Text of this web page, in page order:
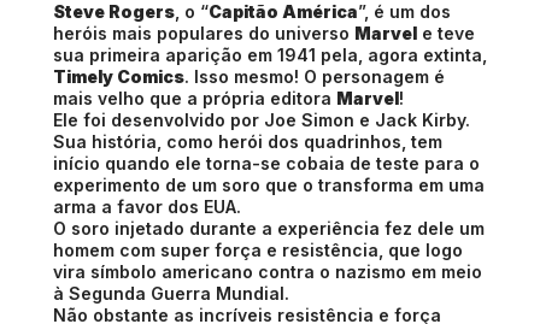
Steve Rogers , o “Capitão América”, é um dos
heróis mais populares do universo Marvel e teve
sua primeira aparição em 1941 pela, agora extinta,
Timely Comics. Isso mesmo! O personagem é
mais velho que a própria editora Marvel!
Ele foi desenvolvido por Joe Simon e Jack Kirby.
Sua história, como herói dos quadrinhos, tem
início quando ele torna-se cobaia de teste para o
experimento de um soro que o transforma em uma
arma a favor dos EUA.
O soro injetado durante a experiência fez dele um
homem com super força e resistência, que logo
vira símbolo americano contra o nazismo em meio
à Segunda Guerra Mundial.
Não obstante as incríveis resistência e força